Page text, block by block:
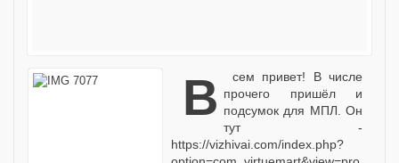
Всем привет! В числе прочего пришёл и
подсумок для МПЛ. Он
тут -
https://vizhivai.com/index.php?